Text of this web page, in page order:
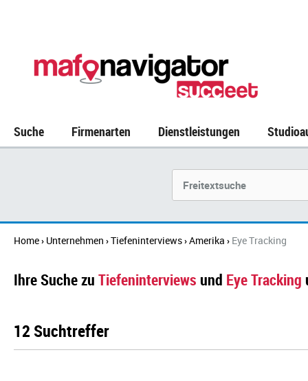
Suche Firmenarten Dienstleistungen
Home› Unternehmen ›Tiefeninterviews›Amerika › Eye Tracking
Ihre Suche zu Tiefeninterviews und Eye Tracking
12 Suchtreffer